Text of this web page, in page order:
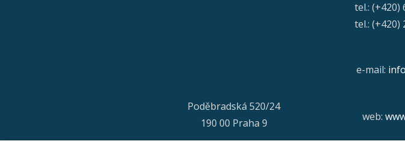
Poděbradská 520/24
190 00 Praha 9
tel.: (+420)
tel.: (+420)
e-mail:
web: